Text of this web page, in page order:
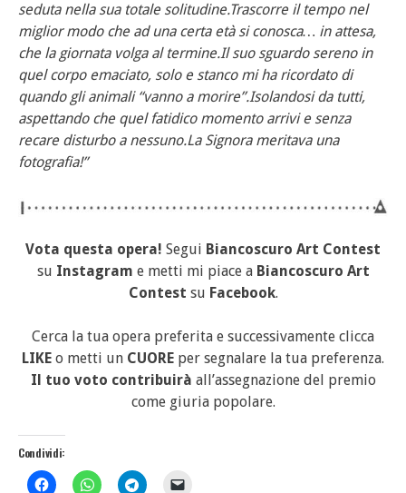
seduta nella sua totale solitudine.Trascorre il tempo nel
miglior modo che ad una certa età si conosca… in attesa,
che la giornata volga al termine.Il suo sguardo sereno in
quel corpo emaciato, solo e stanco mi ha ricordato di
quando gli animali “vanno a morire”.Isolandosi da tutti,
aspettando che quel fatidico momento arrivi e senza
recare disturbo a nessuno.La Signora meritava una
fotografia!”
Vota questa opera! Segui Biancoscuro Art Contest
su Instagram e metti mi piace a Biancoscuro Art
Contest su Facebook.
Cerca la tua opera preferita e successivamente clicca
LIKE o metti un CUORE per segnalare la tua preferenza.
Il tuo voto contribuirà all’assegnazione del premio
come giuria popolare.
Condividi: